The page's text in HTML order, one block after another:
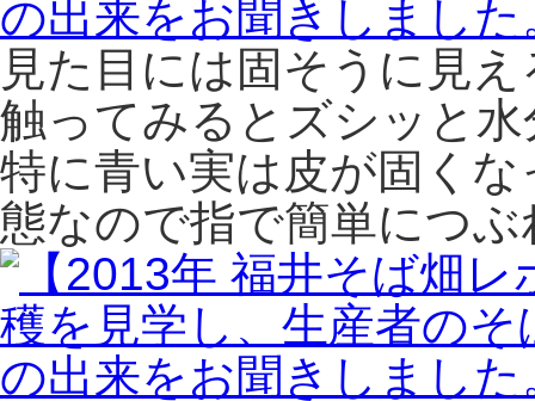
見た目には固そうに見
触ってみるとズシッと
特に青い実は皮が固く
態なので指で簡単につ